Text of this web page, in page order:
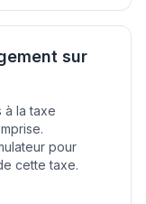
sur
à la taxe
pour
cette taxe.